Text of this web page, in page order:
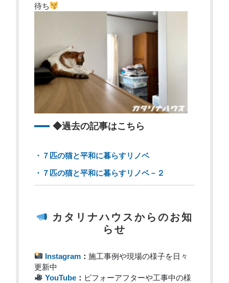
待ち
◆過去の記事はこちら
・７匹の猫と平和に暮らすリノベ
・７匹の猫と平和に暮らすリノベ－２
カタリナハウス からのお知
らせ
Instagram ：施工事例や現場の様子を日々
更新中
YouTube ： ビフォーアフターや工事中の様